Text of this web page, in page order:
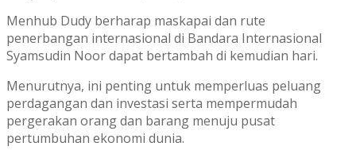
Menhub Dudy berharap maskapai dan rute
penerbangan internasional di Bandara Internasional
Syamsudin Noor dapat bertambah di kemudian hari.
Menurutnya, ini penting untuk memperluas peluang
perdagangan dan investasi serta mempermudah
pergerakan orang dan barang menuju pusat
pertumbuhan ekonomi dunia.